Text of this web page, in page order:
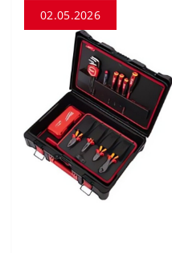
02.05.2026